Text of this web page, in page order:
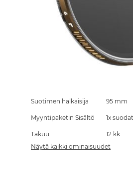
the
images
gallery
Suotimen halkaisija 95 mm
Myyntipaketin Sisältö 1x
Takuu
12 kk
Näytä kaikki ominaisuudet